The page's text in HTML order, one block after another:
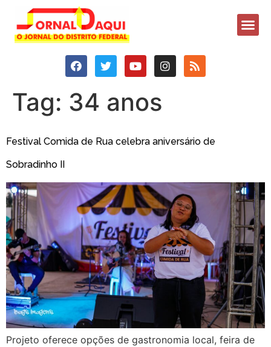
Tag: 34 anos
Festival Comida de Rua celebra aniversário de
Sobradinho II
Projeto oferece opções de gastronomia local, feira de